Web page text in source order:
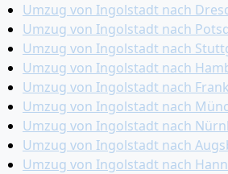
Umzug von Ingolstadt nach
Umzug von Ingolstadt nach
Umzug von Ingolstadt nach
Umzug von Ingolstadt nach
Umzug von Ingolstadt nach
Umzug von Ingolstadt nach
Umzug von Ingolstadt nach
Umzug von Ingolstadt nach
Umzug von Ingolstadt nach